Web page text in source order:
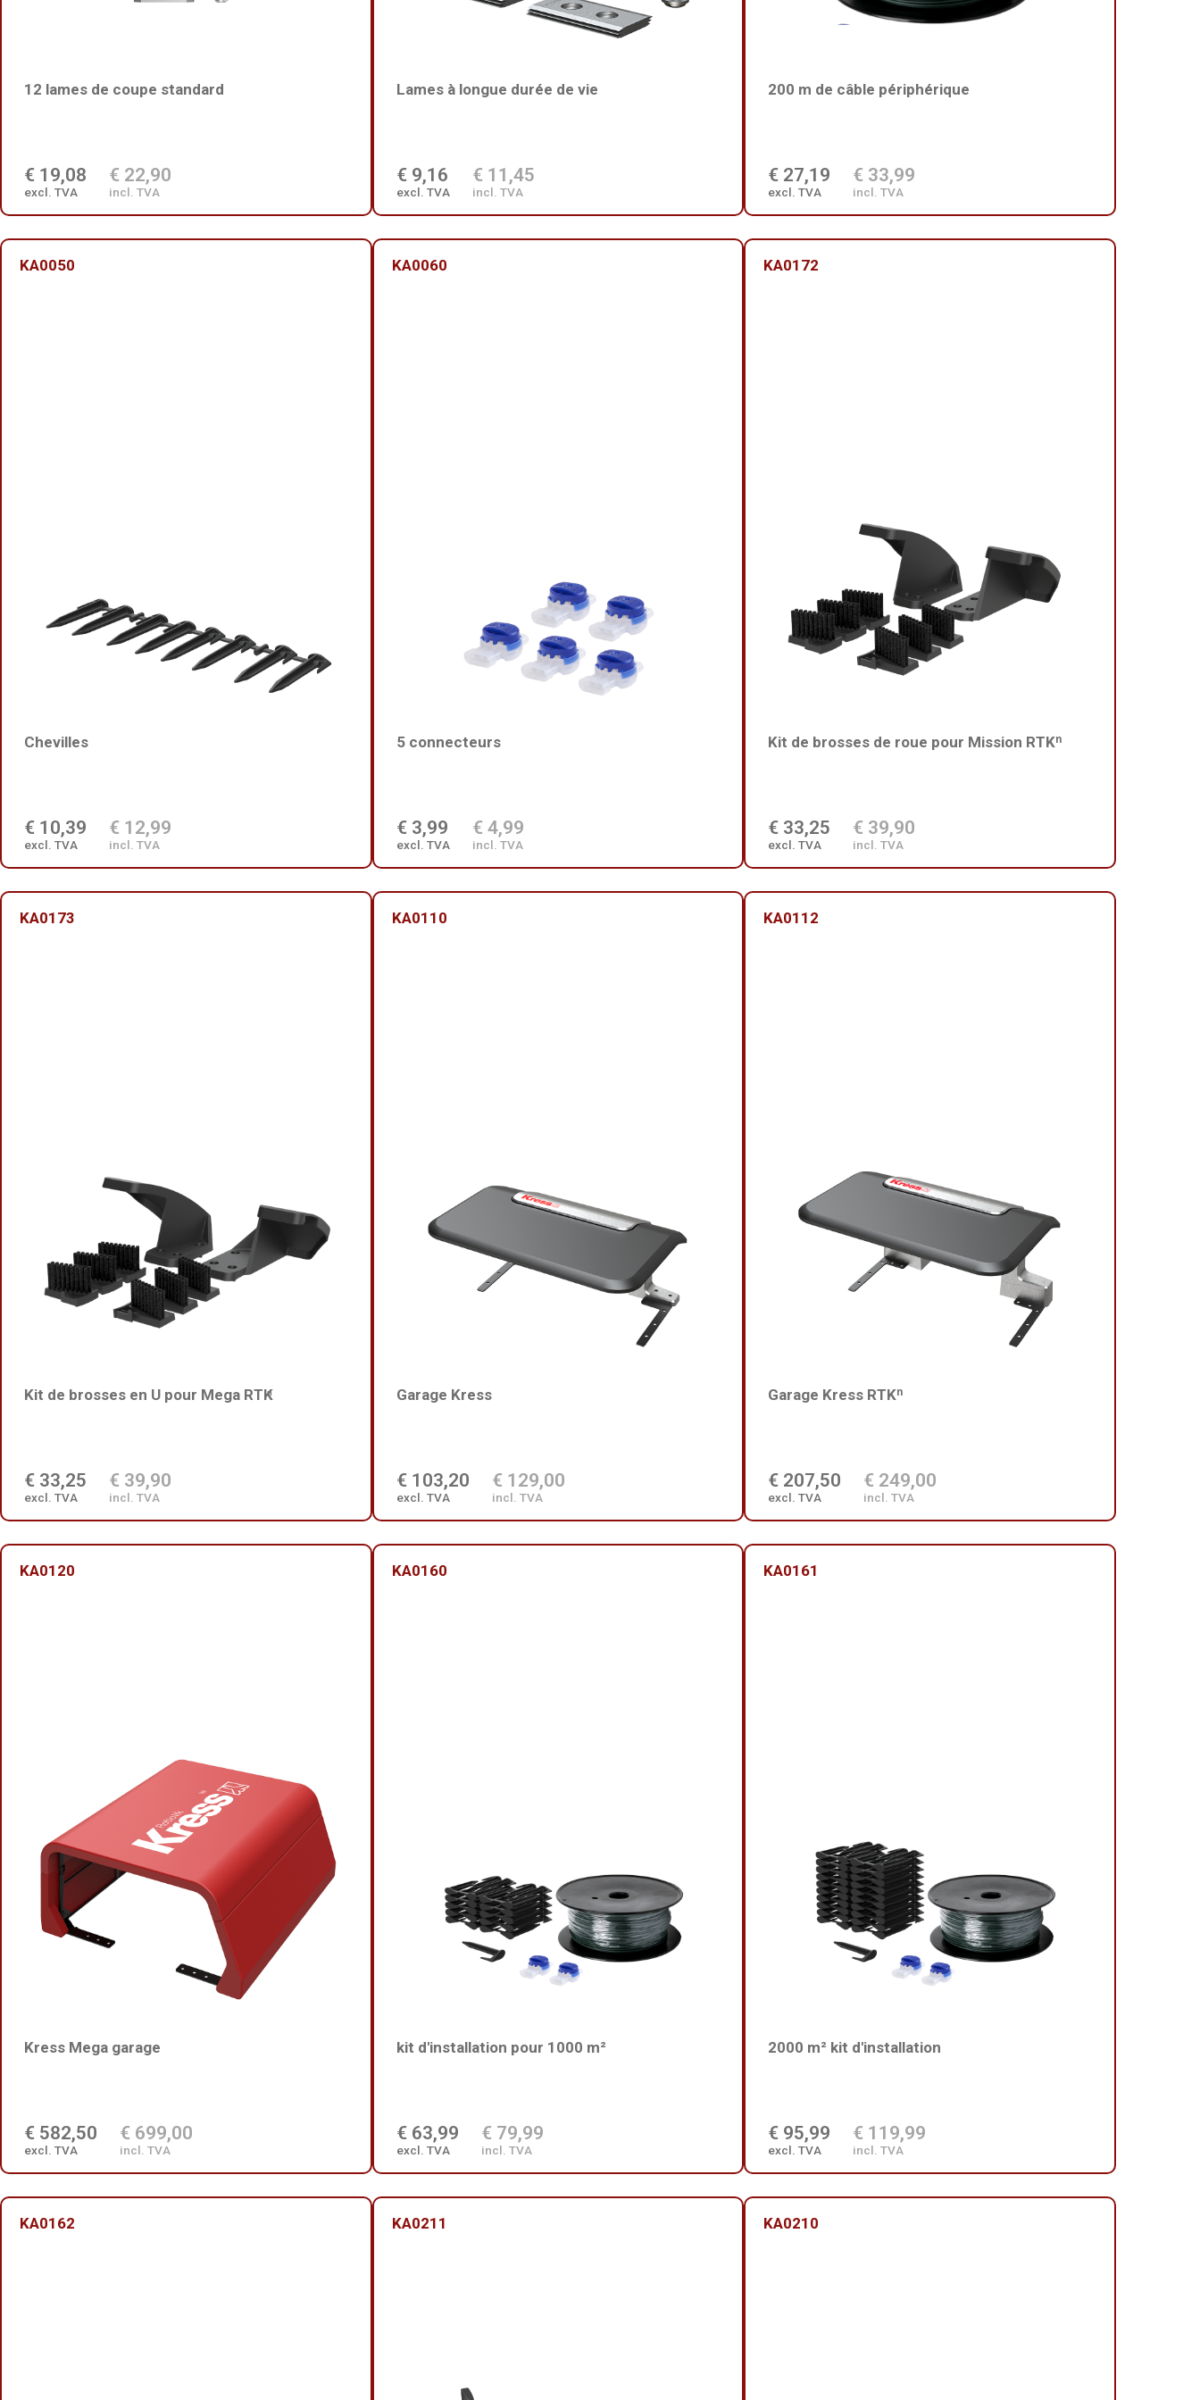
12 lames de coupe standard
€ 19,08
excl. TVA
€ 22,90
incl. TVA
Lames à longue durée de vie
€ 9,16
excl. TVA
€ 11,45
incl. TVA
200 m de câble périphérique
€ 27,19
excl. TVA
€ 33,99
incl. TVA
KA0050
Chevilles
€ 10,39
excl. TVA
€ 12,99
incl. TVA
KA0060
5 connecteurs
€ 3,99
excl. TVA
€ 4,99
incl. TVA
KA0172
Kit de brosses de roue pour Mission RTKⁿ
€ 33,25
excl. TVA
€ 39,90
incl. TVA
KA0173
Kit de brosses en U pour Mega RTK
n
€ 33,25
excl. TVA
€ 39,90
incl. TVA
KA0110
Garage Kress
€ 103,20
excl. TVA
€ 129,00
incl. TVA
KA0112
Garage Kress RTKⁿ
€ 207,50
excl. TVA
€ 249,00
incl. TVA
KA0120
Kress Mega garage
€ 582,50
excl. TVA
€ 699,00
incl. TVA
KA0160
kit d'installation pour 1000 m²
€ 63,99
excl. TVA
€ 79,99
incl. TVA
KA0161
2000 m² kit d'installation
€ 95,99
excl. TVA
€ 119,99
incl. TVA
KA0162 KA0211 KA0210